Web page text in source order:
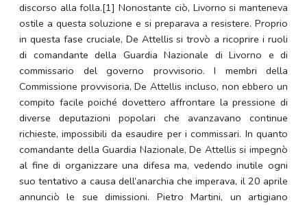
discorso alla folla.[1] Nonostante ciò, Livorno si manteneva
ostile a questa soluzione e si preparava a resistere. Proprio
in questa fase cruciale, De Attellis si trovò a ricoprire i ruoli
di comandante della Guardia Nazionale di Livorno e di
commissario del governo provvisorio. I membri della
Commissione provvisoria, De Attellis incluso, non ebbero un
compito facile poiché dovettero affrontare la pressione di
diverse deputazioni popolari che avanzavano continue
richieste, impossibili da esaudire per i commissari. In quanto
comandante della Guardia Nazionale, De Attellis si impegnò
al fine di organizzare una difesa ma, vedendo inutile ogni
suo tentativo a causa dell’anarchia che imperava, il 20 aprile
annunciò le sue dimissioni. Pietro Martini, un artigiano